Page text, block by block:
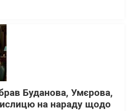
Буданова, Умєрова,
на нараду щодо